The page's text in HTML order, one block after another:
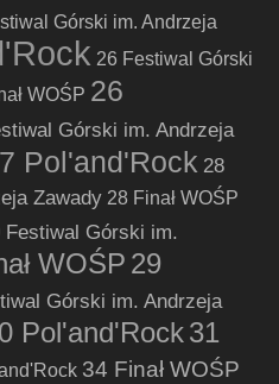
Górski im. Andrzeja
26 Festiwal Górski
WOŚP 26
Górski im. Andrzeja
Pol'and'Rock 28
Zawady 28 Finał WOŚP
Festiwal Górski im.
WOŚP 29
Górski im. Andrzeja
Pol'and'Rock31
34 Finał WOŚP